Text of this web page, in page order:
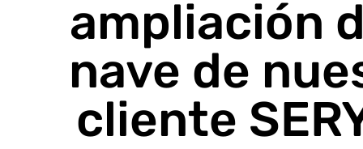
ampliación
nave de
cliente